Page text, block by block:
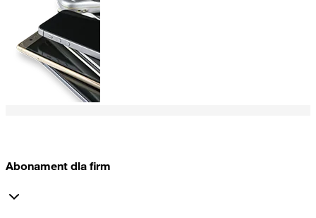
Abonament dla firm